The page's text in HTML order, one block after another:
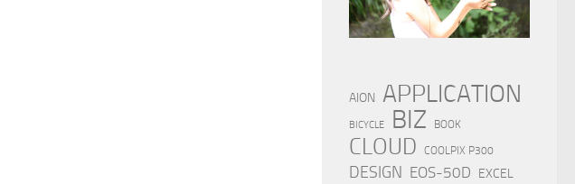
AION APPLICATION
BICYCLE BIZ BOOK
CLOUD COOLPIX P300
DESIGN EOS-50D EXCEL